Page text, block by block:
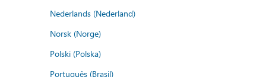
Nederlands (Nederland)
Norsk (Norge)
Polski (Polska)
Português (Brasil)